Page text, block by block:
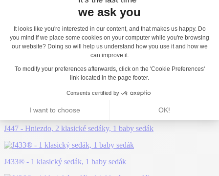
Možno sa vám bude páčiť...
J447 - Hniezdo, 2 klasické sedáky, 1 baby sedák
J433® - 1 klasický sedák, 1 baby sedák